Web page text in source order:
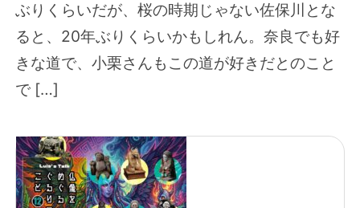
ぶりくらいだが、桜の時期じゃない佐保川とな
ると、20年ぶりくらいかもしれん。奈良でも好
きな道で、小栗さんもこの道が好きだとのこと
で […]